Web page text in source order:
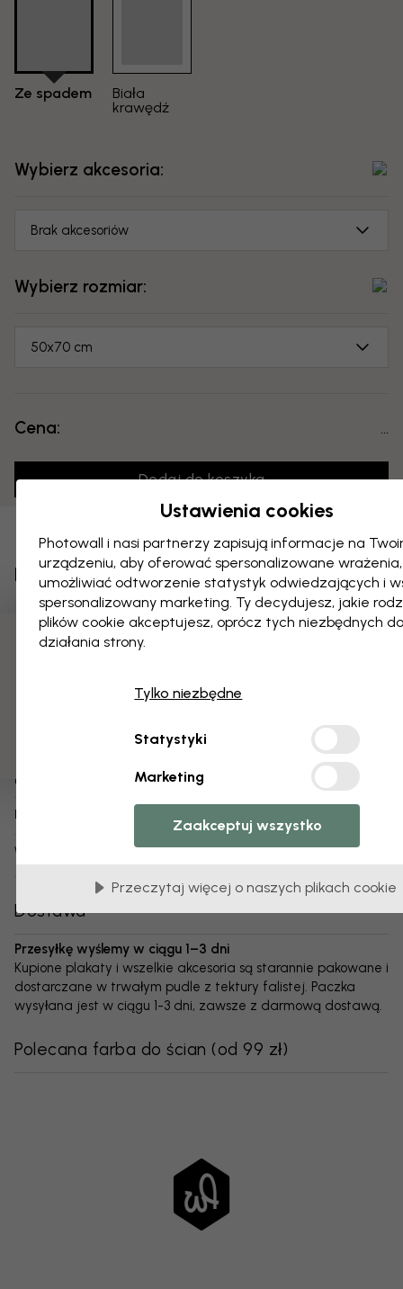
Ze spadem
Biała
krawędź
Wybierz akcesoria:
Brak akcesoriów
Wybierz rozmiar:
50x70 cm
Cena: ...
Dodaj do koszyka
Dodaj do ulubionych
Niedźwiedź polarny - Szary
O produkcie:
1-3 dni roboczych
tapeta,obraz na
płótnie )
e325971
Dostawa
Przesyłkę wyślemy w ciągu 1–3 dni
Kupione plakaty i wszelkie akcesoria są starannie pakowane i
dostarczane w trwałym pudle z tektury falistej. Paczka
wysyłana jest w ciągu 1-3 dni, zawsze z darmową dostawą.
Polecana farba do ścian (od 99 zł)
Ustawienia cookies
Photowall i nasi partnerzy zapisują informacje na
urządzeniu, aby oferować spersonalizowane wrażenia,
umożliwiać odtworzenie statystyk odwiedzających i
spersonalizowany marketing. Ty decydujesz, jakie
plików cookie akceptujesz, oprócz tych niezbędnych
działania strony.
Tylko niezbędne
Statystyki
Marketing
Zaakceptuj wszystko
Przeczytaj więcej o naszych plikach cookie